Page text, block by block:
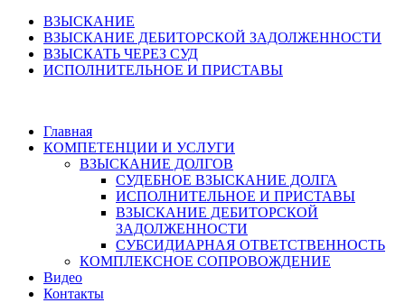
ВЗЫСКАНИЕ
ВЗЫСКАНИЕ ДЕБИТОРСКОЙ ЗАДОЛЖЕННОСТИ
ВЗЫСКАТЬ ЧЕРЕЗ СУД
ИСПОЛНИТЕЛЬНОЕ И ПРИСТАВЫ
Главная
КОМПЕТЕНЦИИ И УСЛУГИ
ВЗЫСКАНИЕ ДОЛГОВ
СУДЕБНОЕ ВЗЫСКАНИЕ ДОЛГА
ИСПОЛНИТЕЛЬНОЕ И ПРИСТАВЫ
ВЗЫСКАНИЕ ДЕБИТОРСКОЙ
ЗАДОЛЖЕННОСТИ
СУБСИДИАРНАЯ ОТВЕТСТВЕННОСТЬ
КОМПЛЕКСНОЕ СОПРОВОЖДЕНИЕ
Видео
Контакты